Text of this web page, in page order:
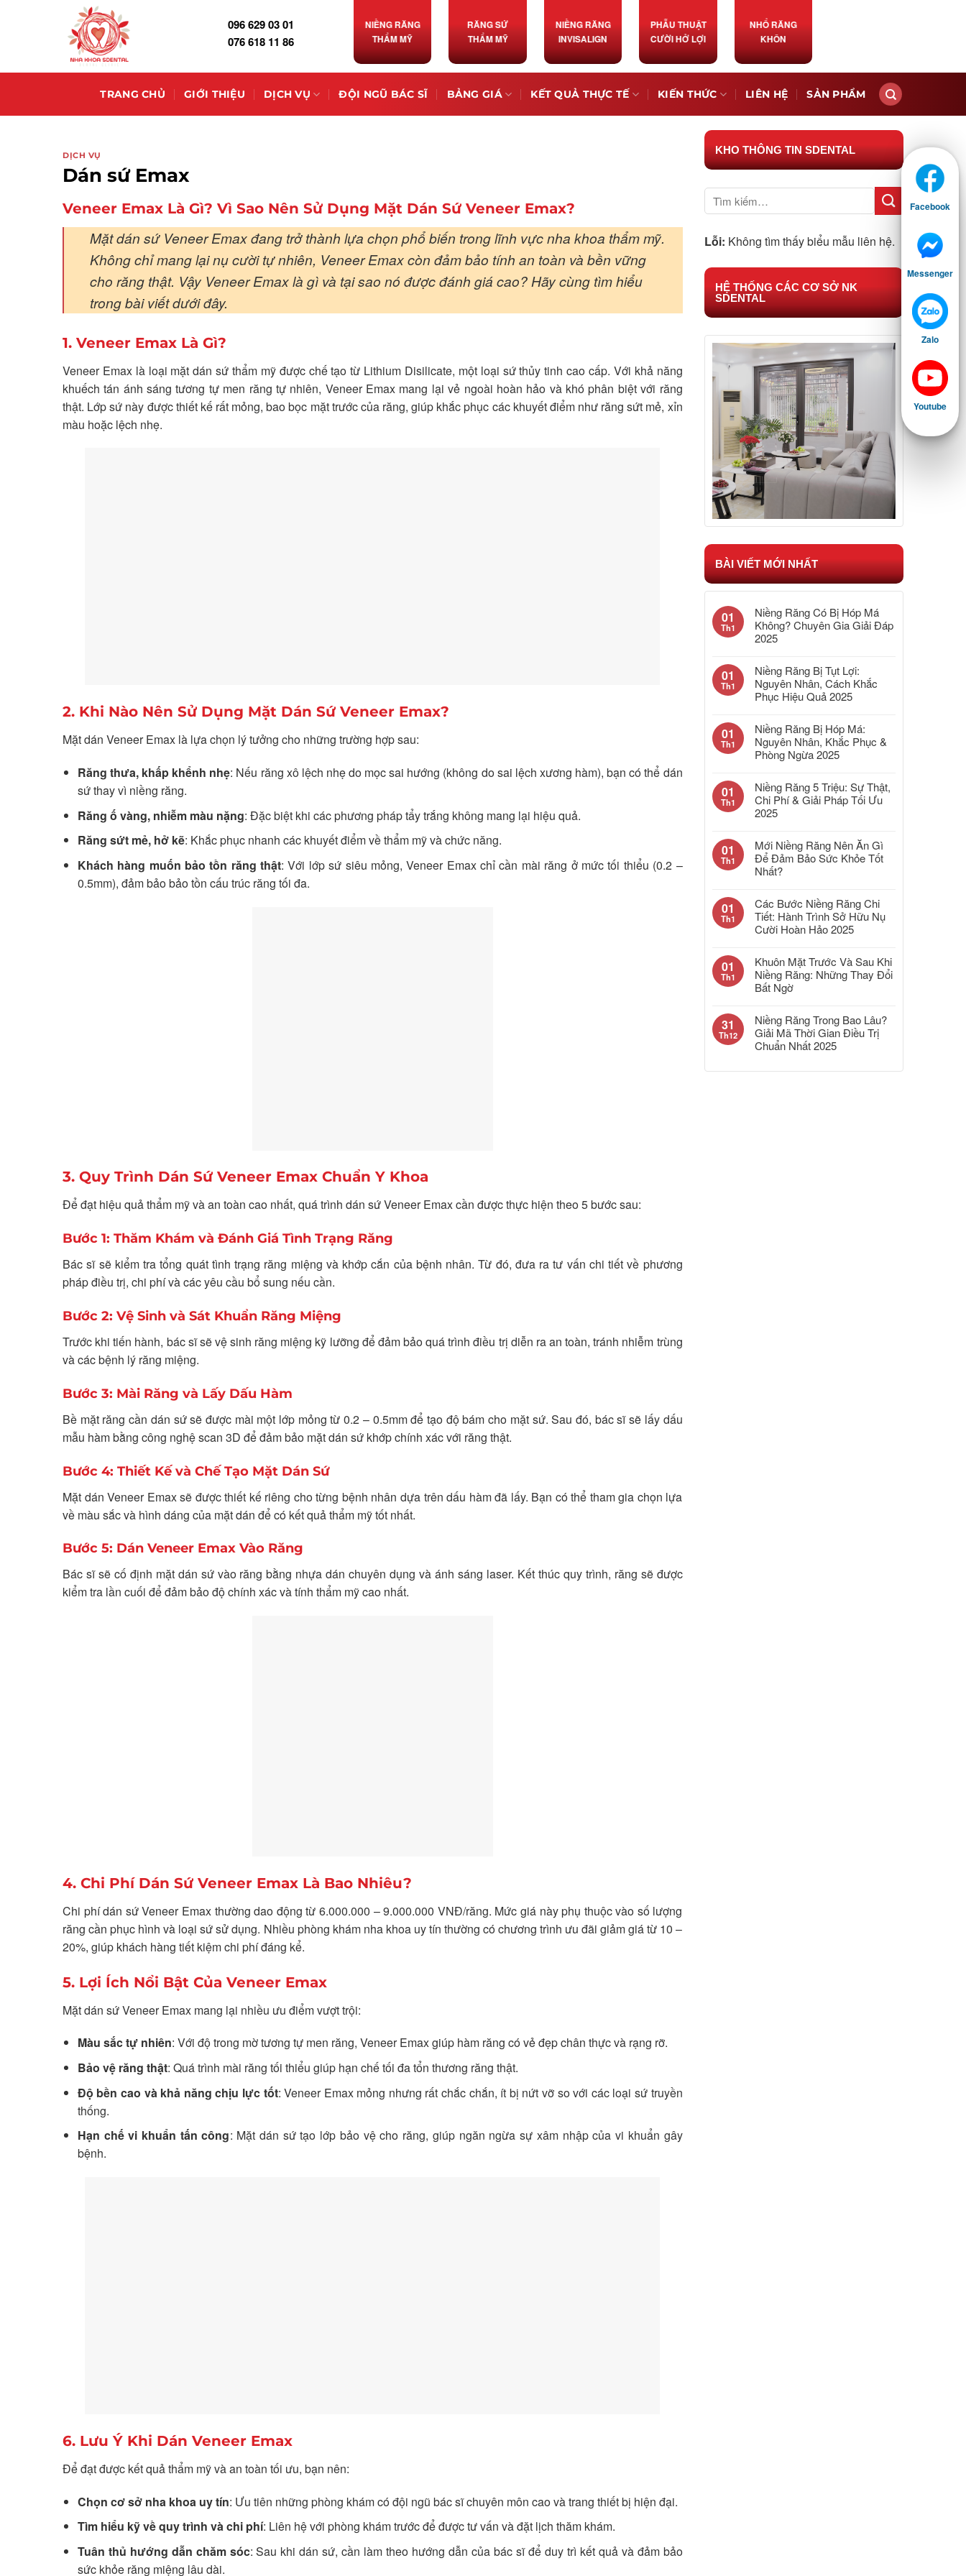
096 629 03 01
076 618 11 86
NIỀNG RĂNG
THẨM MỸ
RĂNG SỨ
THẨM MỸ
NIỀNG RĂNG
INVISALIGN
PHẪU THUẬT
CƯỜI HỞ LỢI
NHỔ RĂNG
KHÔN
TRANG CHỦ GIỚI THIỆU DỊCH VỤ ĐỘI NGŨ BÁC SĨ BẢNG GIÁ KẾT QUẢ THỰC TẾ KIẾN THỨC LIÊN HỆ SẢN PHẨM
DỊCH VỤ
Dán sứ Emax
Veneer Emax Là Gì? Vì Sao Nên Sử Dụng Mặt Dán Sứ Veneer Emax?
Mặt dán sứ Veneer Emax đang trở thành lựa chọn phổ biến trong lĩnh vực nha khoa thẩm mỹ.
Không chỉ mang lại nụ cười tự nhiên, Veneer Emax còn đảm bảo tính an toàn và bền vững
cho răng thật. Vậy Veneer Emax là gì và tại sao nó được đánh giá cao? Hãy cùng tìm hiểu
trong bài viết dưới đây.
1. Veneer Emax Là Gì?
Veneer Emax là loại mặt dán sứ thẩm mỹ được chế tạo từ Lithium Disilicate, một loại sứ thủy tinh cao cấp. Với khả năng
khuếch tán ánh sáng tương tự men răng tự nhiên, Veneer Emax mang lại vẻ ngoài hoàn hảo và khó phân biệt với răng
thật. Lớp sứ này được thiết kế rất mỏng, bao bọc mặt trước của răng, giúp khắc phục các khuyết điểm như răng sứt mẻ, xỉn
màu hoặc lệch nhẹ.
2. Khi Nào Nên Sử Dụng Mặt Dán Sứ Veneer Emax?
Mặt dán Veneer Emax là lựa chọn lý tưởng cho những trường hợp sau:
Răng thưa, khấp khểnh nhẹ: Nếu răng xô lệch nhẹ do mọc sai hướng (không do sai lệch xương hàm), bạn có thể dán
sứ thay vì niềng răng.
Răng ố vàng, nhiễm màu nặng: Đặc biệt khi các phương pháp tẩy trắng không mang lại hiệu quả.
Răng sứt mẻ, hở kẽ: Khắc phục nhanh các khuyết điểm về thẩm mỹ và chức năng.
Khách hàng muốn bảo tồn răng thật: Với lớp sứ siêu mỏng, Veneer Emax chỉ cần mài răng ở mức tối thiểu (0.2 –
0.5mm), đảm bảo bảo tồn cấu trúc răng tối đa.
3. Quy Trình Dán Sứ Veneer Emax Chuẩn Y Khoa
Để đạt hiệu quả thẩm mỹ và an toàn cao nhất, quá trình dán sứ Veneer Emax cần được thực hiện theo 5 bước sau:
Bước 1: Thăm Khám và Đánh Giá Tình Trạng Răng
Bác sĩ sẽ kiểm tra tổng quát tình trạng răng miệng và khớp cắn của bệnh nhân. Từ đó, đưa ra tư vấn chi tiết về phương
pháp điều trị, chi phí và các yêu cầu bổ sung nếu cần.
Bước 2: Vệ Sinh và Sát Khuẩn Răng Miệng
Trước khi tiến hành, bác sĩ sẽ vệ sinh răng miệng kỹ lưỡng để đảm bảo quá trình điều trị diễn ra an toàn, tránh nhiễm trùng
và các bệnh lý răng miệng.
Bước 3: Mài Răng và Lấy Dấu Hàm
Bề mặt răng cần dán sứ sẽ được mài một lớp mỏng từ 0.2 – 0.5mm để tạo độ bám cho mặt sứ. Sau đó, bác sĩ sẽ lấy dấu
mẫu hàm bằng công nghệ scan 3D để đảm bảo mặt dán sứ khớp chính xác với răng thật.
Bước 4: Thiết Kế và Chế Tạo Mặt Dán Sứ
Mặt dán Veneer Emax sẽ được thiết kế riêng cho từng bệnh nhân dựa trên dấu hàm đã lấy. Bạn có thể tham gia chọn lựa
về màu sắc và hình dáng của mặt dán để có kết quả thẩm mỹ tốt nhất.
Bước 5: Dán Veneer Emax Vào Răng
Bác sĩ sẽ cố định mặt dán sứ vào răng bằng nhựa dán chuyên dụng và ánh sáng laser. Kết thúc quy trình, răng sẽ được
kiểm tra lần cuối để đảm bảo độ chính xác và tính thẩm mỹ cao nhất.
4. Chi Phí Dán Sứ Veneer Emax Là Bao Nhiêu?
Chi phí dán sứ Veneer Emax thường dao động từ 6.000.000 – 9.000.000 VNĐ/răng. Mức giá này phụ thuộc vào số lượng
răng cần phục hình và loại sứ sử dụng. Nhiều phòng khám nha khoa uy tín thường có chương trình ưu đãi giảm giá từ 10 –
20%, giúp khách hàng tiết kiệm chi phí đáng kể.
5. Lợi Ích Nổi Bật Của Veneer Emax
Mặt dán sứ Veneer Emax mang lại nhiều ưu điểm vượt trội:
Màu sắc tự nhiên: Với độ trong mờ tương tự men răng, Veneer Emax giúp hàm răng có vẻ đẹp chân thực và rạng rỡ.
Bảo vệ răng thật: Quá trình mài răng tối thiểu giúp hạn chế tối đa tổn thương răng thật.
Độ bền cao và khả năng chịu lực tốt: Veneer Emax mỏng nhưng rất chắc chắn, ít bị nứt vỡ so với các loại sứ truyền
thống.
Hạn chế vi khuẩn tấn công: Mặt dán sứ tạo lớp bảo vệ cho răng, giúp ngăn ngừa sự xâm nhập của vi khuẩn gây
bệnh.
6. Lưu Ý Khi Dán Veneer Emax
Để đạt được kết quả thẩm mỹ và an toàn tối ưu, bạn nên:
Chọn cơ sở nha khoa uy tín: Ưu tiên những phòng khám có đội ngũ bác sĩ chuyên môn cao và trang thiết bị hiện đại.
Tìm hiểu kỹ về quy trình và chi phí: Liên hệ với phòng khám trước để được tư vấn và đặt lịch thăm khám.
Tuân thủ hướng dẫn chăm sóc: Sau khi dán sứ, cần làm theo hướng dẫn của bác sĩ để duy trì kết quả và đảm bảo
sức khỏe răng miệng lâu dài.
KHO THÔNG TIN SDENTAL
Lỗi: Không tìm thấy biểu mẫu liên hệ.
HỆ THỐNG CÁC CƠ SỞ NK
SDENTAL
BÀI VIẾT MỚI NHẤT
01
Th1
Niềng Răng Có Bị Hóp Má
Không? Chuyên Gia Giải Đáp
2025
01
Th1
Niềng Răng Bị Tụt Lợi:
Nguyên Nhân, Cách Khắc
Phục Hiệu Quả 2025
01
Th1
Niềng Răng Bị Hóp Má:
Nguyên Nhân, Khắc Phục &
Phòng Ngừa 2025
01
Th1
Niềng Răng 5 Triệu: Sự Thật,
Chi Phí & Giải Pháp Tối Ưu
2025
01
Th1
Mới Niềng Răng Nên Ăn Gì
Để Đảm Bảo Sức Khỏe Tốt
Nhất?
01
Th1
Các Bước Niềng Răng Chi
Tiết: Hành Trình Sở Hữu Nụ
Cười Hoàn Hảo 2025
01
Th1
Khuôn Mặt Trước Và Sau Khi
Niềng Răng: Những Thay Đổi
Bất Ngờ
31
Th12
Niềng Răng Trong Bao Lâu?
Giải Mã Thời Gian Điều Trị
Chuẩn Nhất 2025
Facebook
Messenger
Zalo
Youtube